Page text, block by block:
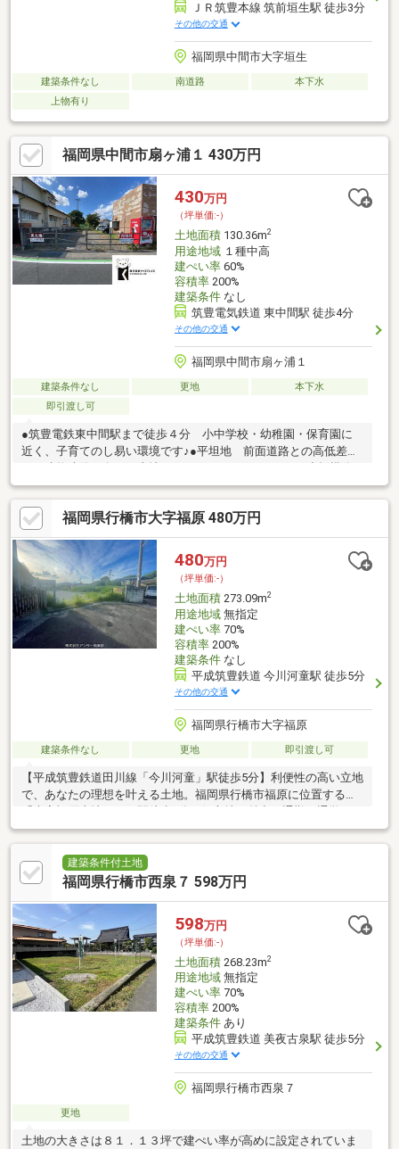
ＪＲ筑豊本線 筑前垣生駅 徒歩3分
その他の交通
福岡県中間市大字垣生
建築条件なし 南道路
本下水
上物有り
福岡県中間市扇ヶ浦１ 430万円
430万円
（坪単価:-）
土地面積130.36m2
用途地域１種中高
建ぺい率60%
容積率200%
建築条件なし
筑豊電気鉄道 東中間駅 徒歩4分
その他の交通
福岡県中間市扇ヶ浦１
建築条件なし 更地
本下水
即引渡し可
●筑豊電鉄東中間駅まで徒歩４分 小中学校・幼稚園・保育園に
近く、子育てのし易い環境です♪●平坦地 前面道路との高低差無
し 建物建築に向いた土地です。●コンパクトハウスや小規模飲
食店等に最適です♪
福岡県行橋市大字福原 480万円
480万円
（坪単価:-）
土地面積273.09m2
用途地域無指定
建ぺい率70%
容積率200%
建築条件なし
平成筑豊鉄道 今川河童駅 徒歩5分
その他の交通
福岡県行橋市大字福原
建築条件なし 更地 即引渡し可
【平成筑豊鉄道田川線「今川河童」駅徒歩5分】利便性の高い立地
で、あなたの理想を叶える土地。福岡県行橋市福原に位置する
出かけにも便利なアクセスで、日々の暮らしにゆとりをもたらし
ます。平成筑豊鉄道田川線「美夜古泉」駅からも徒歩9分、日豊本
線「南行橋」駅も徒歩圏内で、複数路線利用可能な快適なロケー
ションです。
建築条件付土地
福岡県行橋市西泉７ 598万円
598万円
（坪単価:-）
土地面積268.23m2
用途地域無指定
建ぺい率70%
容積率200%
建築条件あり
平成筑豊鉄道 美夜古泉駅 徒歩5分
その他の交通
福岡県行橋市西泉７
更地
土地の大きさは８１．１３坪で建ぺい率が高めに設定されていま